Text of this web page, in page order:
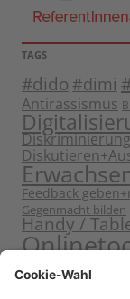
TAGS
#dido #dimi
Antirassismus
Feedback
Gegenmacht bilden
Handy /
Politische